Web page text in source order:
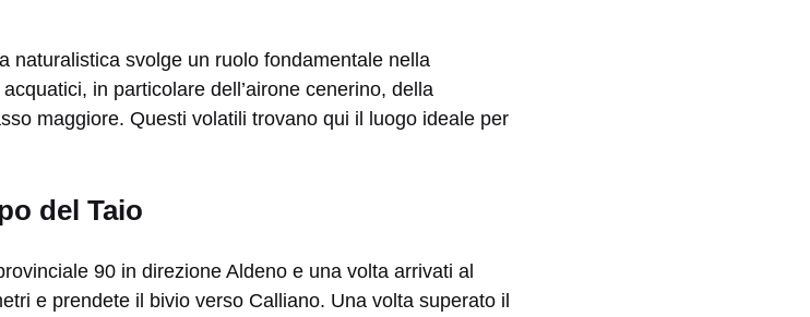
naturalistica svolge un ruolo fondamentale nella
in particolare dell’airone cenerino, della
maggiore. Questi volatili trovano qui il luogo ideale per
del Taio
90 in direzione Aldeno e una volta arrivati al
e prendete il bivio verso Calliano. Una volta superato il